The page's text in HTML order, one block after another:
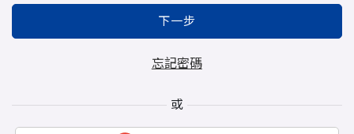
下一步
忘記密碼
或